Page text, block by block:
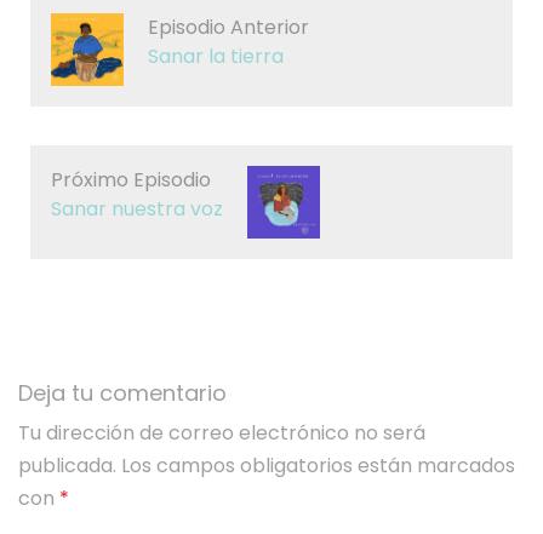
Episodio Anterior
Sanar la tierra
Próximo Episodio
Sanar nuestra voz
Deja tu comentario
Tu dirección de correo electrónico no será
publicada. Los campos obligatorios están marcados
con *